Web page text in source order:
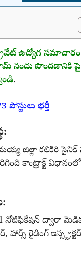
ఉద్యోగ
నందు పొందడానికి
.
పోస్టులు భర్తీ
జిల్లా కలికిరి సైనిక్
కాంట్రాక్ట్ విధానంలో
:
నోటిఫికేషన్ ద్వారా
హార్స్ రైడింగ్